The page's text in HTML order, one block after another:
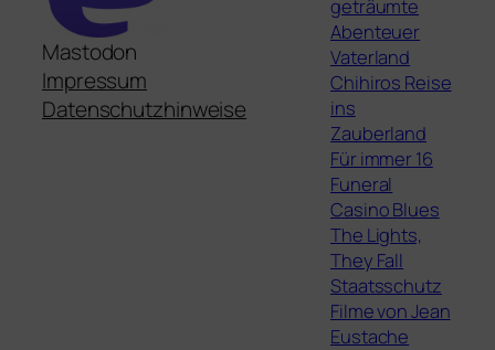
Mastodon
Impressum
Datenschutzhinweise
geträumte
Abenteuer
Vaterland
Chihiros Reise
ins
Zauberland
Für immer 16
Funeral
Casino Blues
The Lights,
They Fall
Staatsschutz
Filme von Jean
Eustache